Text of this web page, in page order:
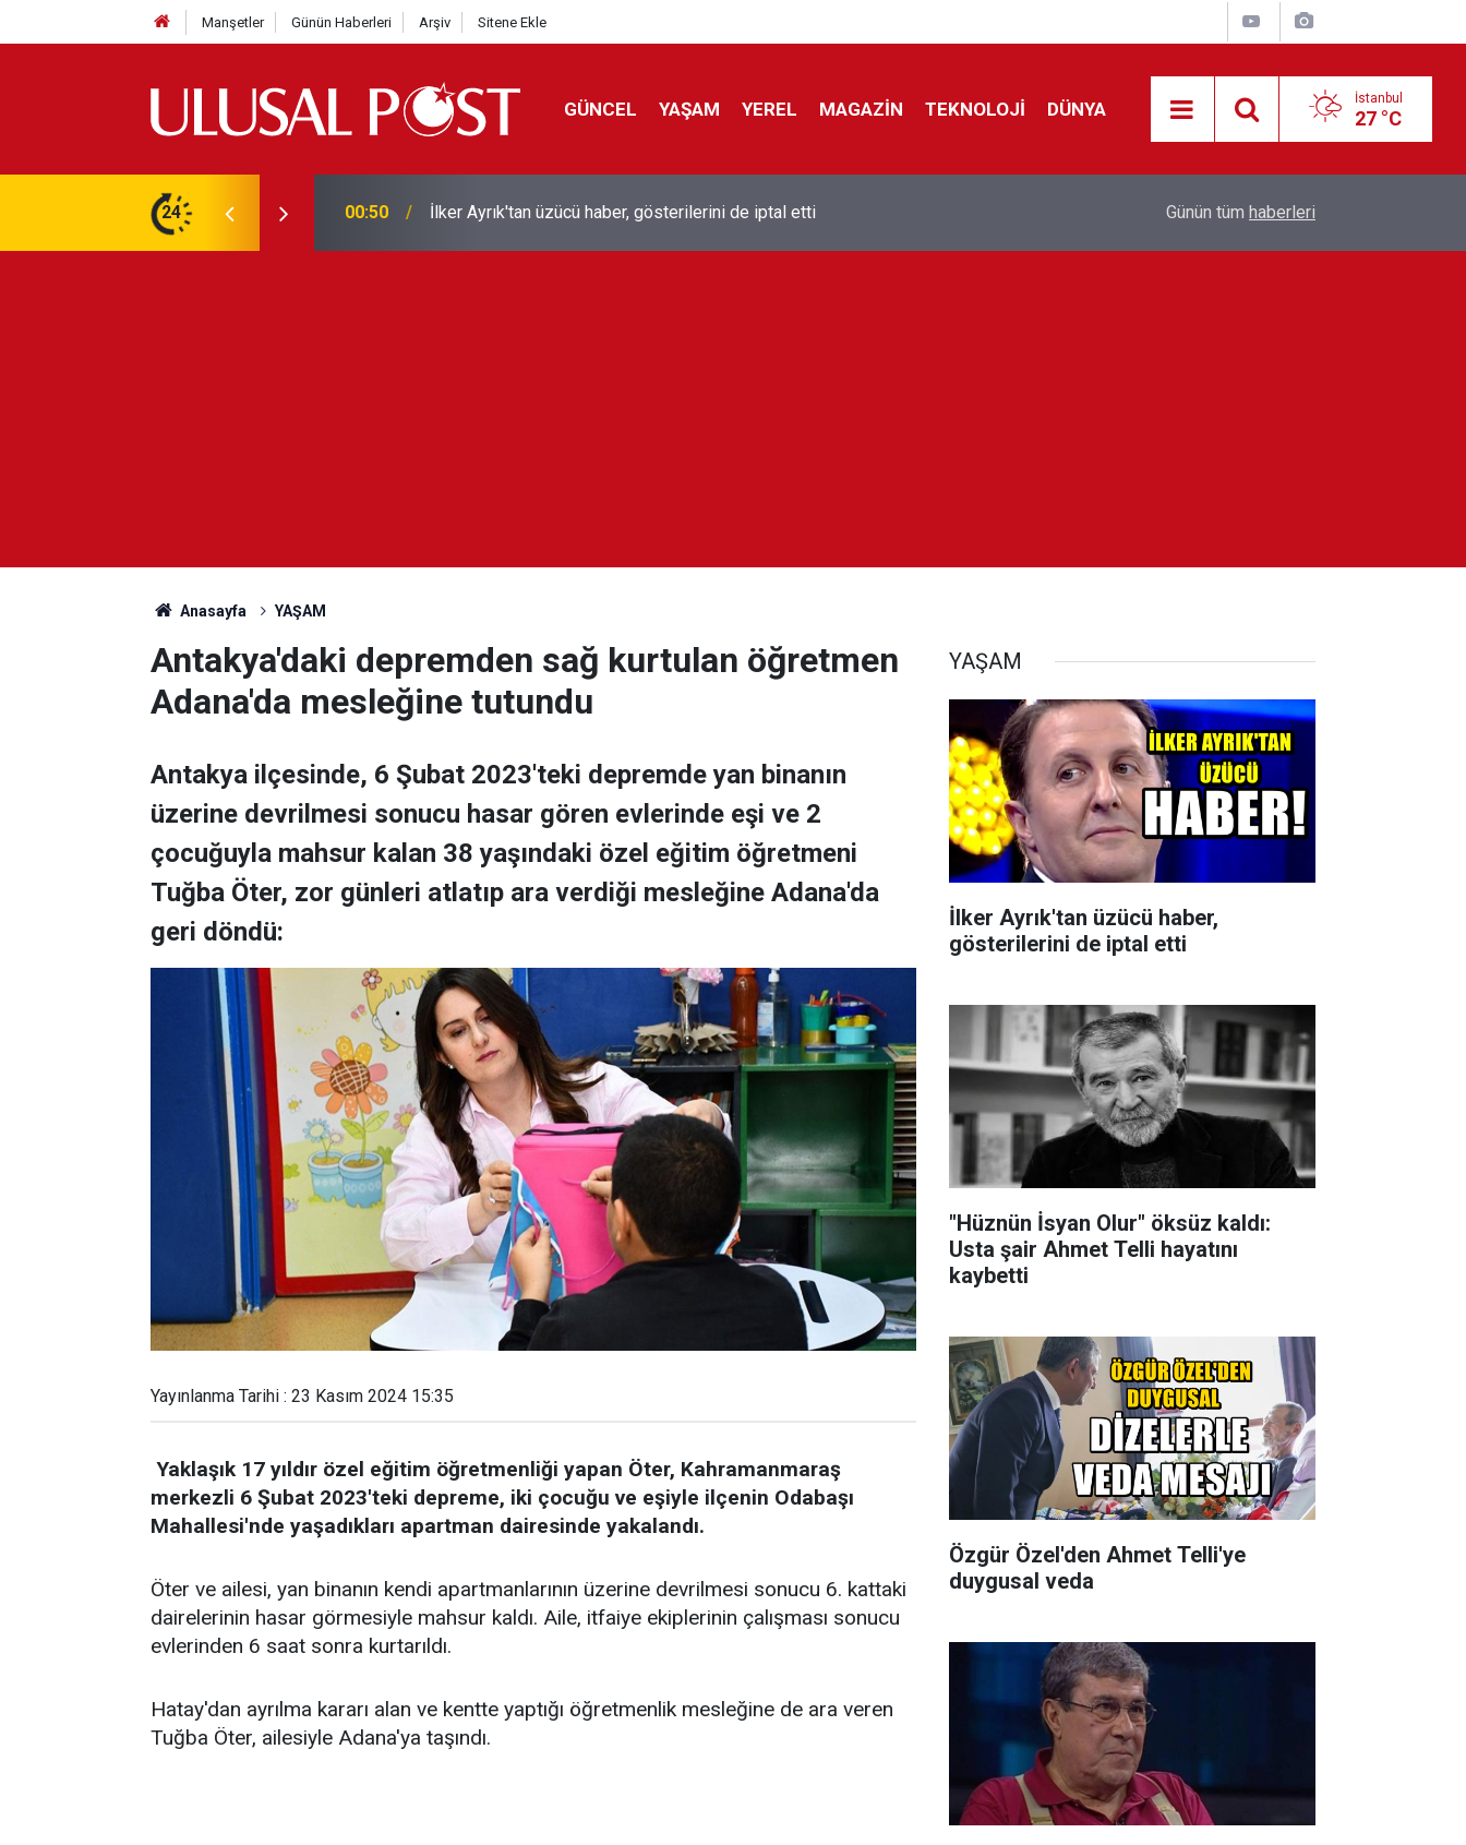
Manşetler Günün Haberleri Arşiv Sitene Ekle
GÜNCEL YAŞAM YEREL MAGAZİN TEKNOLOJİ DÜNYA İstanbul
27 °C
24 00:39
Liverpool efsanesi Mısırlı yıldız Mohamed Salah Trabzonspor ile anlaştı!
Yarın geliyor
Feridun Düzağaç sahnelere ara verdi: ''En az
Günün tüm haberleri
Anasayfa YAŞAM
Antakya'daki depremden sağ kurtulan öğretmen
Adana'da mesleğine tutundu
Antakya ilçesinde, 6 Şubat 2023'teki depremde yan binanın
üzerine devrilmesi sonucu hasar gören evlerinde eşi ve 2
çocuğuyla mahsur kalan 38 yaşındaki özel eğitim öğretmeni
Tuğba Öter, zor günleri atlatıp ara verdiği mesleğine Adana'da
geri döndü:
Yayınlanma Tarihi : 23 Kasım 2024 15:35
Yaklaşık 17 yıldır özel eğitim öğretmenliği yapan Öter, Kahramanmaraş
merkezli 6 Şubat 2023'teki depreme, iki çocuğu ve eşiyle ilçenin Odabaşı
Mahallesi'nde yaşadıkları apartman dairesinde yakalandı.
Öter ve ailesi, yan binanın kendi apartmanlarının üzerine devrilmesi sonucu 6. kattaki
dairelerinin hasar görmesiyle mahsur kaldı. Aile, itfaiye ekiplerinin çalışması sonucu
evlerinden 6 saat sonra kurtarıldı.
Hatay'dan ayrılma kararı alan ve kentte yaptığı öğretmenlik mesleğine de ara veren
Tuğba Öter, ailesiyle Adana'ya taşındı.
YAŞAM
İlker Ayrık'tan üzücü haber,
gösterilerini de iptal etti
"Hüznün İsyan Olur" öksüz kaldı:
Usta şair Ahmet Telli hayatını
kaybetti
Özgür Özel'den Ahmet Telli'ye
duygusal veda